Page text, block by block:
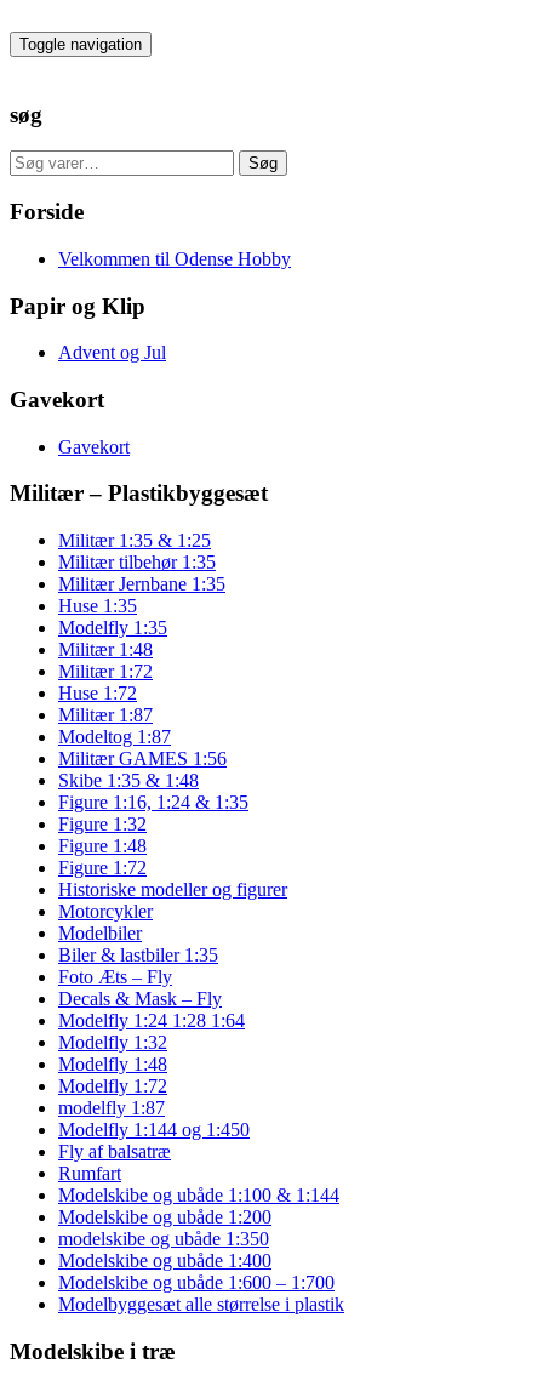
to
the
Toggle navigation
søg
Søg
efter:
Søg
Forside
Velkommen til Odense Hobby
Papir og Klip
Advent og Jul
Gavekort
Gavekort
Militær – Plastikbyggesæt
Militær 1:35 & 1:25
Militær tilbehør 1:35
Militær Jernbane 1:35
Huse 1:35
Modelfly 1:35
Militær 1:48
Militær 1:72
Huse 1:72
Militær 1:87
Modeltog 1:87
Militær GAMES 1:56
Skibe 1:35 & 1:48
Figure 1:16, 1:24 & 1:35
Figure 1:32
Figure 1:48
Figure 1:72
Historiske modeller og figurer
Motorcykler
Modelbiler
Biler & lastbiler 1:35
Foto Æts – Fly
Decals & Mask – Fly
Modelfly 1:24 1:28 1:64
Modelfly 1:32
Modelfly 1:48
Modelfly 1:72
modelfly 1:87
Modelfly 1:144 og 1:450
Fly af balsatræ
Rumfart
Modelskibe og ubåde 1:100 & 1:144
Modelskibe og ubåde 1:200
modelskibe og ubåde 1:350
Modelskibe og ubåde 1:400
Modelskibe og ubåde 1:600 – 1:700
Modelbyggesæt alle størrelse i plastik
Modelskibe i træ